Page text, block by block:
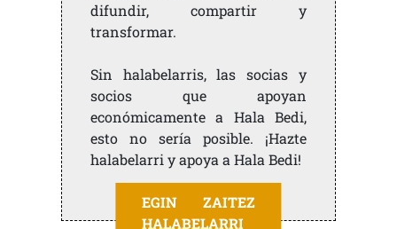
difundir, compartir y
transformar.
Sin halabelarris, las socias y
socios que apoyan
económicamente a Hala Bedi,
esto no sería posible. ¡Hazte
halabelarri y apoya a Hala Bedi!
EGIN ZAITEZ
HALABELARRI